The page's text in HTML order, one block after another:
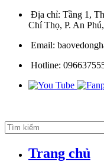
Địa chỉ: Tầng 1,
Chí Thọ, P. An
Email:
Hotline:
Trang chủ